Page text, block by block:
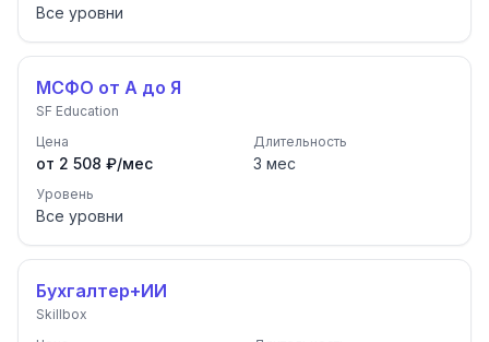
Все уровни
МСФО от А до Я
SF Education
Цена
от 2 508 ₽/мес
Длительность
3 мес
Уровень
Все уровни
Бухгалтер+ИИ
Skillbox